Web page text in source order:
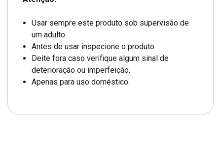
Usar sempre este produto sob supervisão de
um adulto.
Antes de usar inspecione o produto.
Deite fora caso verifique algum sinal de
deterioração ou imperfeição.
Apenas para uso doméstico.